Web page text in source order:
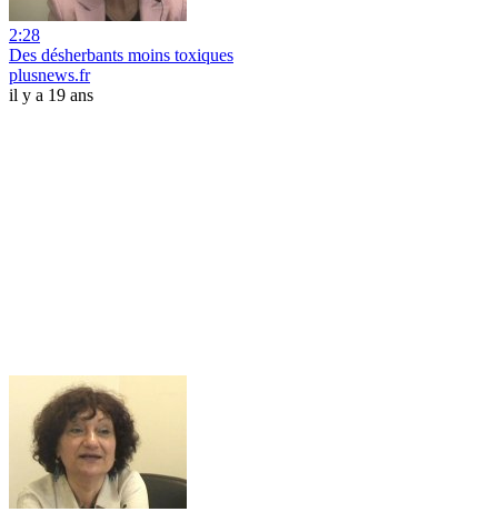
2:28
Des désherbants moins toxiques
plusnews.fr
il y a 19 ans